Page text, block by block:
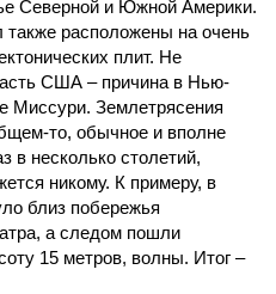
Северной и Южной Америки.
расположены на очень
плит. Не
США – причина в Нью-
Миссури. Землетрясения
то, обычное и вполне
в несколько столетий,
никому. К примеру, в
близ побережья
а следом пошли
15 метров, волны. Итог –